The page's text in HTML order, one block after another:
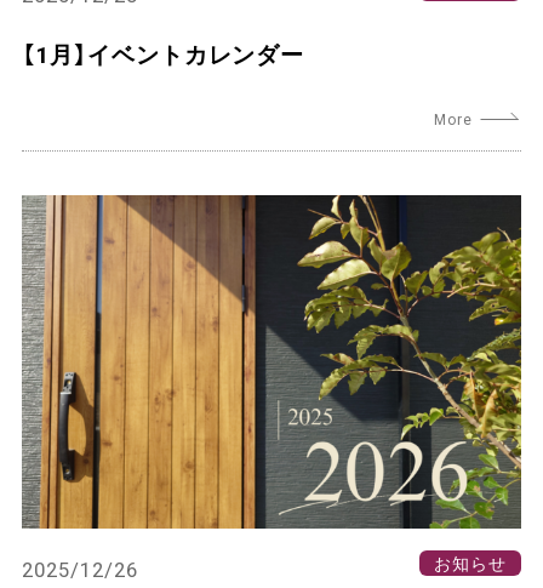
【1月】イベントカレンダー
2025/12/26 お知らせ